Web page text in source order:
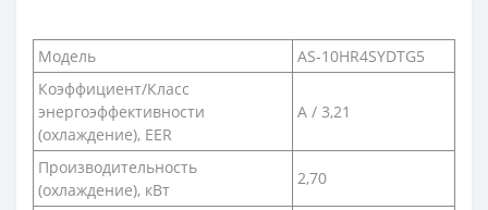
Модель
AS-10HR4SYDTG5
Коэффициент/Класс
энергоэффективности
(охлаждение), EER
А / 3,21
Производительность
(охлаждение), кВт
2,70